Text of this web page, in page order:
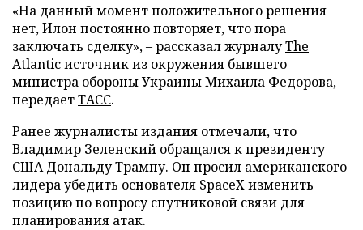
«На данный момент положительного решения
нет, Илон постоянно повторяет, что пора
заключать сделку», – рассказал журналуThe
Atlanticисточник из окружения бывшего
министра обороны Украины Михаила Федорова,
передаетТАСС.
Ранее журналисты издания отмечали, что
Владимир Зеленский обращался к президенту
США Дональду Трампу. Он просил американского
лидера убедить основателя SpaceX изменить
позицию по вопросу спутниковой связи для
планирования атак.